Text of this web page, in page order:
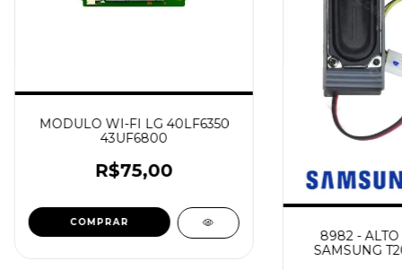
MODULO WI-FI LG 40LF6350
43UF6800
R$75,00
8982 -
SAMSUNG